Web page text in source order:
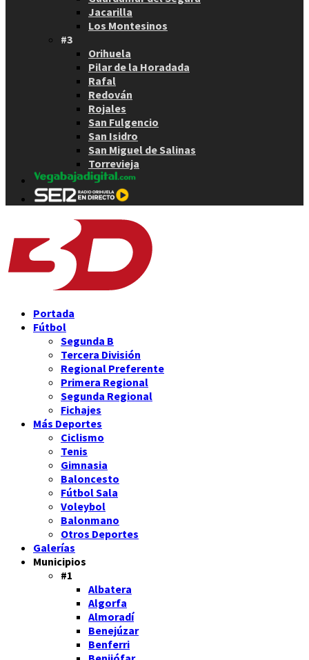
Jacarilla
Los Montesinos
#3
Orihuela
Pilar de la Horadada
Rafal
Redován
Rojales
San Fulgencio
San Isidro
San Miguel de Salinas
Torrevieja
Portada
Fútbol
Segunda B
Tercera División
Regional Preferente
Primera Regional
Segunda Regional
Fichajes
Más Deportes
Ciclismo
Tenis
Gimnasia
Baloncesto
Fútbol Sala
Voleybol
Balonmano
Otros Deportes
Galerías
Municipios
#1
Albatera
Algorfa
Almoradí
Benejúzar
Benferri